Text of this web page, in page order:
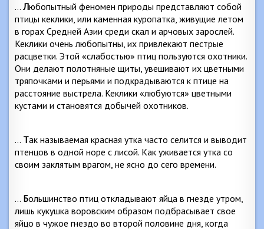
… Любопытный феномен природы представляют со­бой
птицы кеклики, или каменная куропатка, живущие летом
в горах Средней Азии среди скал и арчовых за­рослей.
Кеклики очень любопытны, их привлекают пест­рые
расцветки. Этой «слабостью» птиц пользуются охотники.
Они делают полотняные щиты, увешивают их цветными
тряпочками и перьями и подкрадываются к птице на
расстояние выстрела. Кеклики «любуются» цветными
кустами и становятся добычей охотников.
… Так называемая красная утка часто селится и вы­водит
птенцов в одной норе с лисой. Как уживается ут­ка со
своим заклятым врагом, не ясно до сего времени.
… Большинство птиц откладывают яйца в гнезде ут­ром,
лишь кукушка воровским образом подбрасывает свое
яйцо в чужое гнездо во второй половине дня, когда